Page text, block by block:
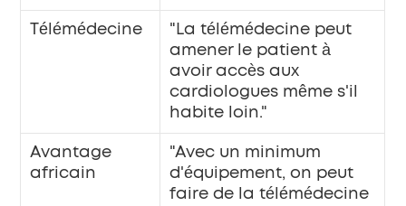
Télémédecine
"La télémédecine peut
amener le patient à
avoir accès aux
cardiologues même s'il
habite loin."
Avantage
africain
"Avec un minimum
d'équipement, on peut
faire de la télémédecine